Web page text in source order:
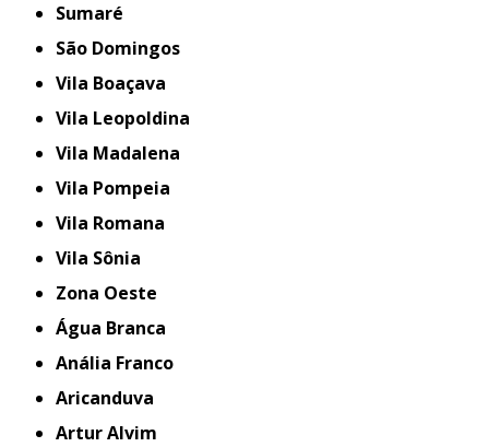
Sumaré
São Domingos
Vila Boaçava
Vila Leopoldina
Vila Madalena
Vila Pompeia
Vila Romana
Vila Sônia
Zona Oeste
Água Branca
Anália Franco
Aricanduva
Artur Alvim